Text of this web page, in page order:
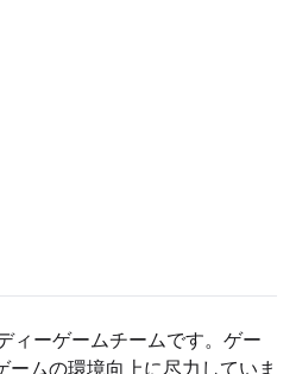
ィーゲームチームです。ゲー
ームの環境向上に尽力していま